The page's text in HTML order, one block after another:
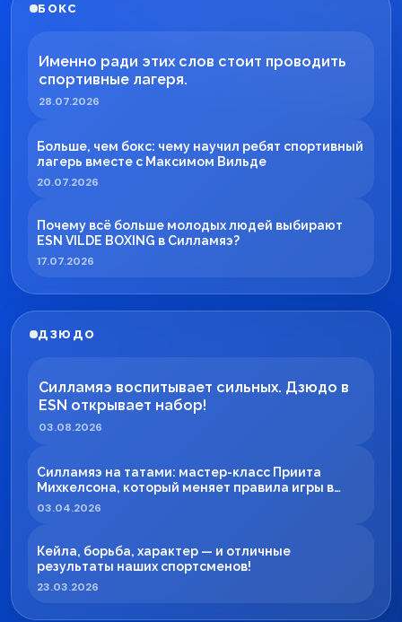
БОКС
Именно ради этих слов стоит проводить
спортивные лагеря.
28.07.2026
Больше, чем бокс: чему научил ребят спортивный
лагерь вместе с Максимом Вильде
20.07.2026
Почему всё больше молодых людей выбирают
ESN VILDE BOXING в Силламяэ?
17.07.2026
ДЗЮДО
Силламяэ воспитывает сильных. Дзюдо в
ESN открывает набор!
03.08.2026
Силламяэ на татами: мастер-класс Приита
Михкелсона, который меняет правила игры в
регионе
03.04.2026
Кейла, борьба, характер — и отличные
результаты наших спортсменов!
23.03.2026